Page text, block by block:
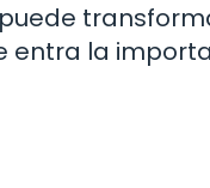
entra la